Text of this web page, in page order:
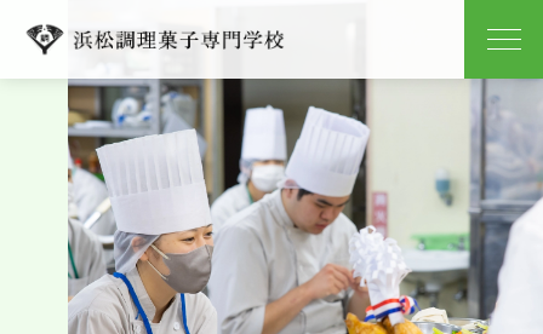
学校紹介
学科紹介
キャンパスライフ